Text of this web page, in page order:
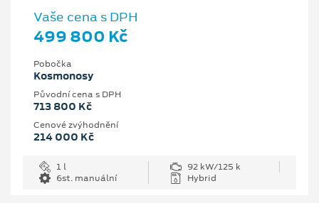
Vaše cena s DPH
499 800 Kč
Pobočka
Kosmonosy
Původní cena s DPH
713 800 Kč
Cenové zvýhodnění
214 000 Kč
1 l
92 kW/125 k
6st. manuální
Hybrid